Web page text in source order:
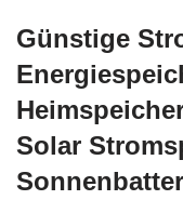
Günstige
Solar